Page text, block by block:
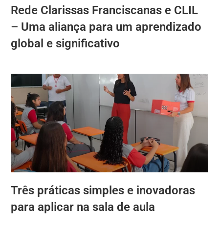
Rede Clarissas Franciscanas e CLIL
– Uma aliança para um aprendizado
global e significativo
Três práticas simples e inovadoras
para aplicar na sala de aula